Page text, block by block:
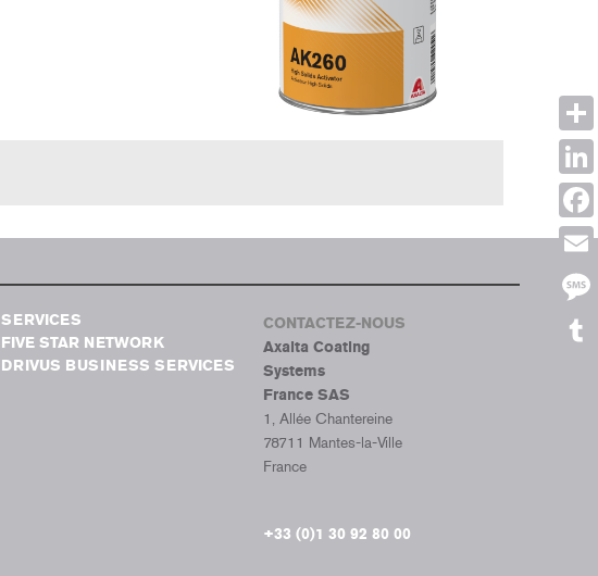
SERVICES
FIVE STAR NETWORK
DRIVUS BUSINESS SERVICES
CONTACTEZ-NOUS
Axalta Coating
Systems
France SAS
1, Allée Chantereine
78711 Mantes-la-Ville
France
+33 (0)1 30 92 80 00